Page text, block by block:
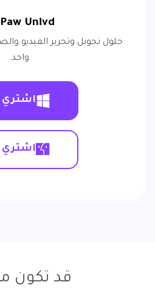
Univd
حلول تحويل وتحرير الفيديو
واحد.
اشتري
اشتري
قد تكون